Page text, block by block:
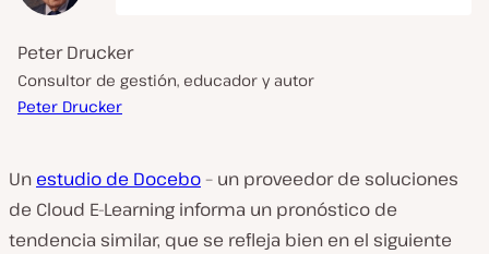
Peter Drucker
Consultor de gestión, educador y autor
Peter Drucker
Un estudio de Docebo– un proveedor de soluciones
de Cloud E-Learning informa un pronóstico de
tendencia similar, que se refleja bien en el siguiente